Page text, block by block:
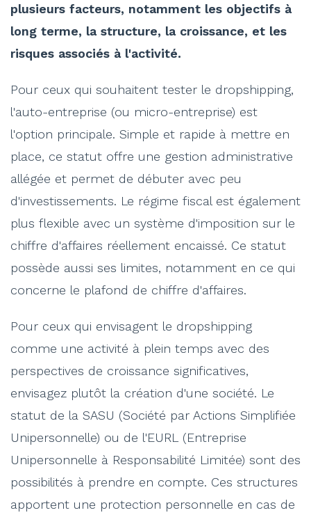
plusieurs facteurs, notamment les objectifs à
long terme, la structure, la croissance, et les
risques associés à l'activité.
Pour ceux qui souhaitent tester le dropshipping,
l'auto-entreprise (ou micro-entreprise) est
l'option principale. Simple et rapide à mettre en
place, ce statut offre une gestion administrative
allégée et permet de débuter avec peu
d'investissements. Le régime fiscal est également
plus flexible avec un système d'imposition sur le
chiffre d'affaires réellement encaissé. Ce statut
possède aussi ses limites, notamment en ce qui
concerne le plafond de chiffre d'affaires.
Pour ceux qui envisagent le dropshipping
comme une activité à plein temps avec des
perspectives de croissance significatives,
envisagez plutôt la création d'une société. Le
statut de la SASU (Société par Actions Simplifiée
Unipersonnelle) ou de l'EURL (Entreprise
Unipersonnelle à Responsabilité Limitée) sont des
possibilités à prendre en compte. Ces structures
apportent une protection personnelle en cas de